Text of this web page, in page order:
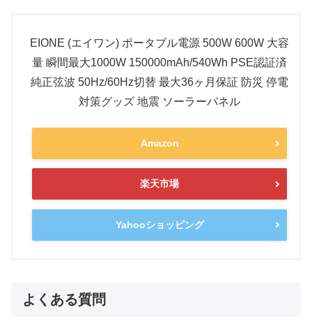
EIONE (エイワン) ポータブル電源 500W 600W 大容
量 瞬間最大1000W 150000mAh/540Wh PSE認証済
純正弦波 50Hz/60Hz切替 最大36ヶ月保証 防災 停電
対策グッズ 地震 ソーラーパネル
Amazon
楽天市場
Yahooショッピング
よくある質問